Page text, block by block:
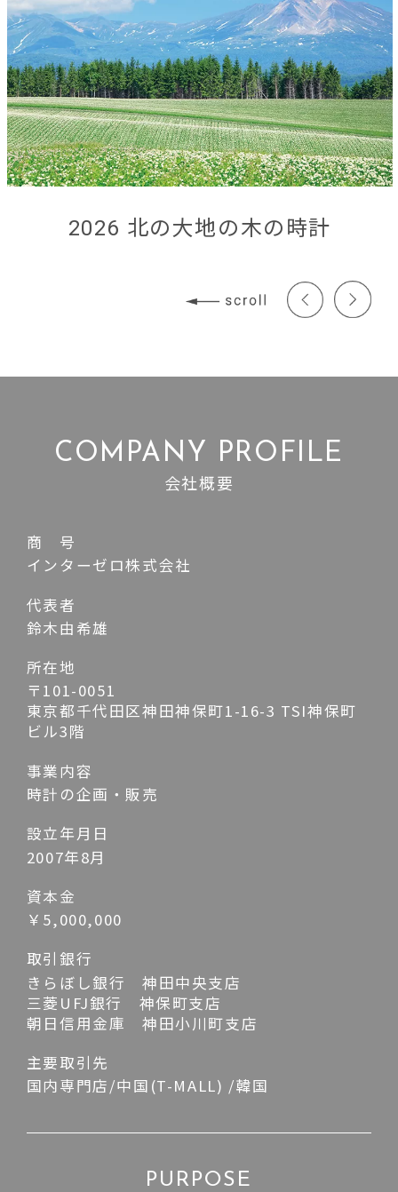
2026 北の大地の木の時計
COMPANY PROFILE
会社概要
商 号
インターゼロ株式会社
代表者
鈴木由希雄
所在地
〒101-0051
東京都千代田区神田神保町1-16-3 TSI神保町
ビル3階
事業内容
時計の企画・販売
設立年月日
2007年8月
資本金
￥5,000,000
取引銀行
きらぼし銀行 神田中央支店
三菱UFJ銀行 神保町支店
朝日信用金庫 神田小川町支店
主要取引先
国内専門店/中国(T-MALL) /韓国
PURPOSE